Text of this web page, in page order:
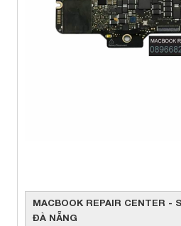
MACBOOK REPAIR CENTER -
ĐÀ NẴNG